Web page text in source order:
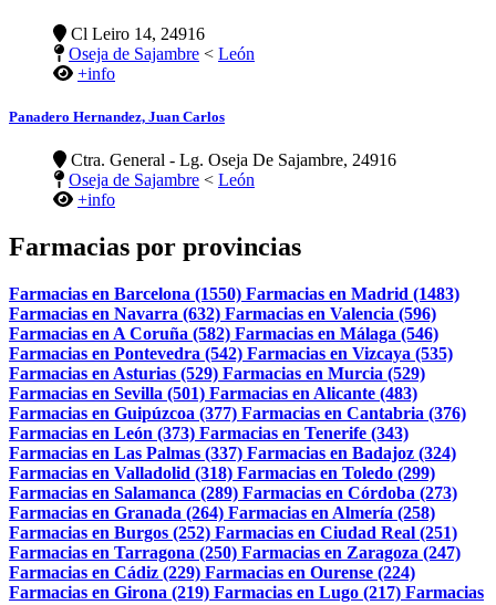
Cl Leiro 14, 24916
Oseja de Sajambre < León
+info
Panadero Hernandez, Juan Carlos
Ctra. General - Lg. Oseja De Sajambre, 24916
Oseja de Sajambre < León
+info
Farmacias por provincias
Farmacias en Barcelona (1550) Farmacias en Madrid (1483)
Farmacias en Navarra (632) Farmacias en Valencia (596)
Farmacias en A Coruña (582) Farmacias en Málaga (546)
Farmacias en Pontevedra (542) Farmacias en Vizcaya (535)
Farmacias en Asturias (529) Farmacias en Murcia (529)
Farmacias en Sevilla (501) Farmacias en Alicante (483)
Farmacias en Guipúzcoa (377) Farmacias en Cantabria (376)
Farmacias en León (373) Farmacias en Tenerife (343)
Farmacias en Las Palmas (337) Farmacias en Badajoz (324)
Farmacias en Valladolid (318) Farmacias en Toledo (299)
Farmacias en Salamanca (289) Farmacias en Córdoba (273)
Farmacias en Granada (264) Farmacias en Almería (258)
Farmacias en Burgos (252) Farmacias en Ciudad Real (251)
Farmacias en Tarragona (250) Farmacias en Zaragoza (247)
Farmacias en Cádiz (229) Farmacias en Ourense (224)
Farmacias en Girona (219) Farmacias en Lugo (217) Farmacias